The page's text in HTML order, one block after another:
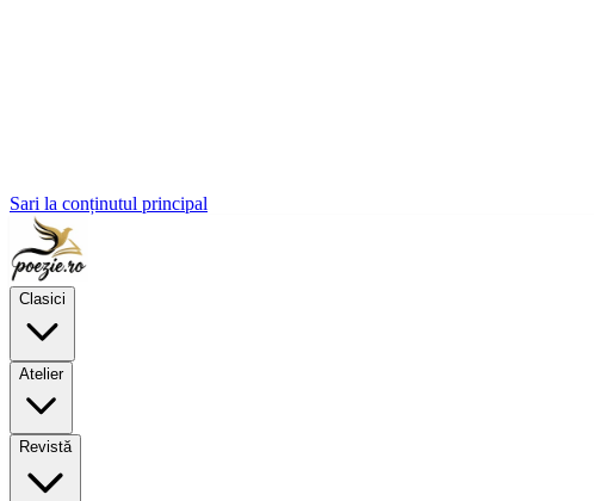
Sari la conținutul principal
Clasici
Atelier
Revistă